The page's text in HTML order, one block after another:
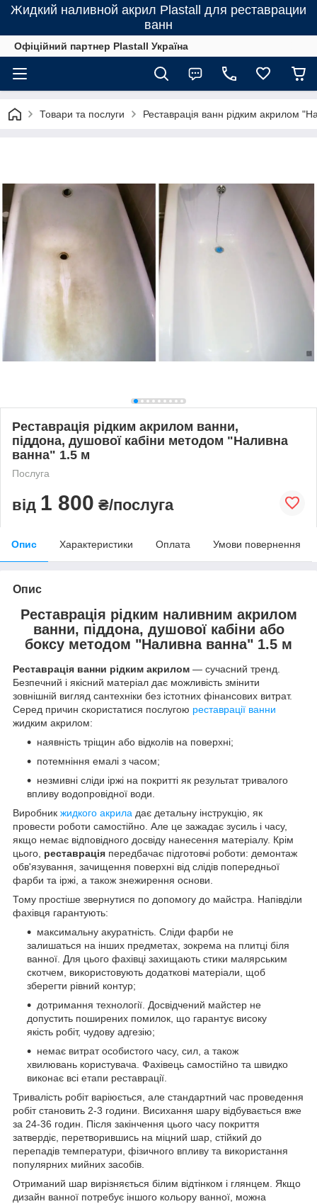
Жидкий наливной акрил Plastall для реставрации
ванн
Офіційний партнер Plastall Україна
Товари та послуги Реставрація ванн рідким акрилом
Реставрація рідким акрилом ванни,
піддона, душової кабіни методом "Наливна
ванна" 1.5 м
Послуга
від 1 800 ₴/послуга
Опис Характеристики Оплата Умови повернення
Опис
Реставрація рідким наливним акрилом
ванни, піддона, душової кабіни або
боксу методом "Наливна ванна" 1.5 м
Реставрація ванни рідким акрилом — сучасний тренд.
Безпечний і якісний матеріал дає можливість змінити
зовнішній вигляд сантехніки без істотних фінансових витрат.
Серед причин скористатися послугою реставрації ванни
жидким акрилом:
наявність тріщин або відколів на поверхні;
потемніння емалі з часом;
незмивні сліди іржі на покритті як результат тривалого
впливу водопровідної води.
Виробник жидкого акрила дає детальну інструкцію, як
провести роботи самостійно. Але це зажадає зусиль і часу,
якщо немає відповідного досвіду нанесення матеріалу. Крім
цього, реставрація передбачає підготовчі роботи: демонтаж
обв'язування, зачищення поверхні від слідів попередньої
фарби та іржі, а також знежирення основи.
Тому простіше звернутися по допомогу до майстра. Напівділи
фахівця гарантують:
максимальну акуратність. Сліди фарби не
залишаться на інших предметах, зокрема на плитці біля
ванної. Для цього фахівці захищають стики малярським
скотчем, використовують додаткові матеріали, щоб
зберегти рівний контур;
дотримання технології. Досвідчений майстер не
допустить поширених помилок, що гарантує високу
якість робіт, чудову адгезію;
немає витрат особистого часу, сил, а також
хвилювань користувача. Фахівець самостійно та швидко
виконає всі етапи реставрації.
Тривалість робіт варіюється, але стандартний час проведення
робіт становить 2-3 години. Висихання шару відбувається вже
за 24-36 годин. Після закінчення цього часу покриття
затвердіє, перетворившись на міцний шар, стійкий до
перепадів температури, фізичного впливу та використання
популярних мийних засобів.
Отриманий шар вирізняється білим відтінком і глянцем. Якщо
дизайн ванної потребує іншого кольору ванної, можна